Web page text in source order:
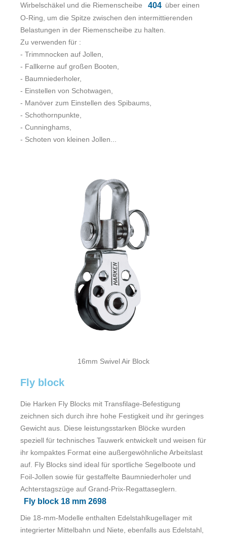
Wirbelschäkel und die Riemenscheibe
404 über einen
O-Ring, um die Spitze zwischen den intermittierenden
Belastungen in der Riemenscheibe zu halten.
Zu verwenden für :
- Trimmnocken auf Jollen,
- Fallkerne auf großen Booten,
- Baumniederholer,
- Einstellen von Schotwagen,
- Manöver zum Einstellen des Spibaums,
- Schothornpunkte,
- Cunninghams,
- Schoten von kleinen Jollen...
16mm Swivel Air Block
Fly block
Die Harken Fly Blocks mit Transfilage-Befestigung
zeichnen sich durch ihre hohe Festigkeit und ihr geringes
Gewicht aus. Diese leistungsstarken Blöcke wurden
speziell für technisches Tauwerk entwickelt und weisen für
ihr kompaktes Format eine außergewöhnliche Arbeitslast
auf. Fly Blocks sind ideal für sportliche Segelboote und
Foil-Jollen sowie für gestaffelte Baumniederholer und
Achterstagszüge auf Grand-Prix-Regattaseglern.
Fly block 18 mm 2698
Die 18-mm-Modelle enthalten Edelstahlkugellager mit
integrierter Mittelbahn und Niete, ebenfalls aus Edelstahl,